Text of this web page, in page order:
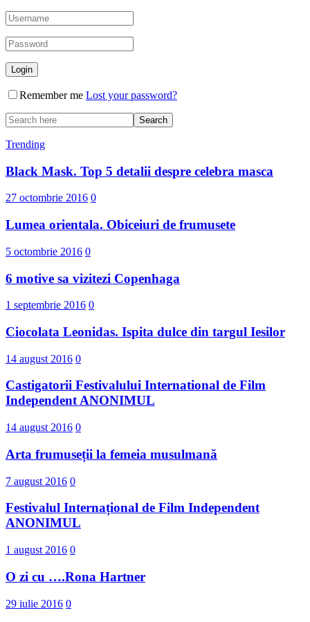
Remember me Lost your password?
Trending
Black Mask. Top 5 detalii despre celebra masca
27 octombrie 2016 0
Lumea orientala. Obiceiuri de frumusete
5 octombrie 2016 0
6 motive sa vizitezi Copenhaga
1 septembrie 2016 0
Ciocolata Leonidas. Ispita dulce din targul Iesilor
14 august 2016 0
Castigatorii Festivalului International d​e Film
Independent ANONIMUL
14 august 2016 0
Arta frumuseții la femeia musulmană
7 august 2016 0
Festivalul Internațional de Film Independent
ANONIMUL
1 august 2016 0
O zi cu ….Rona Hartner
29 iulie 2016 0